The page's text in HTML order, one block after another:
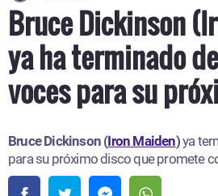
Bruce Dickinson
ya ha terminado
voces para su
Bruce Dickinson (Iron Maiden)ya
para su próximo disco que promete